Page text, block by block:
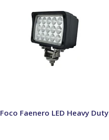
Foco Faenero LED Heavy Duty